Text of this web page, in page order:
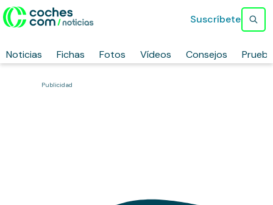
Noticias Fichas Fotos Vídeos Consejos
Suscríbete
Publicidad